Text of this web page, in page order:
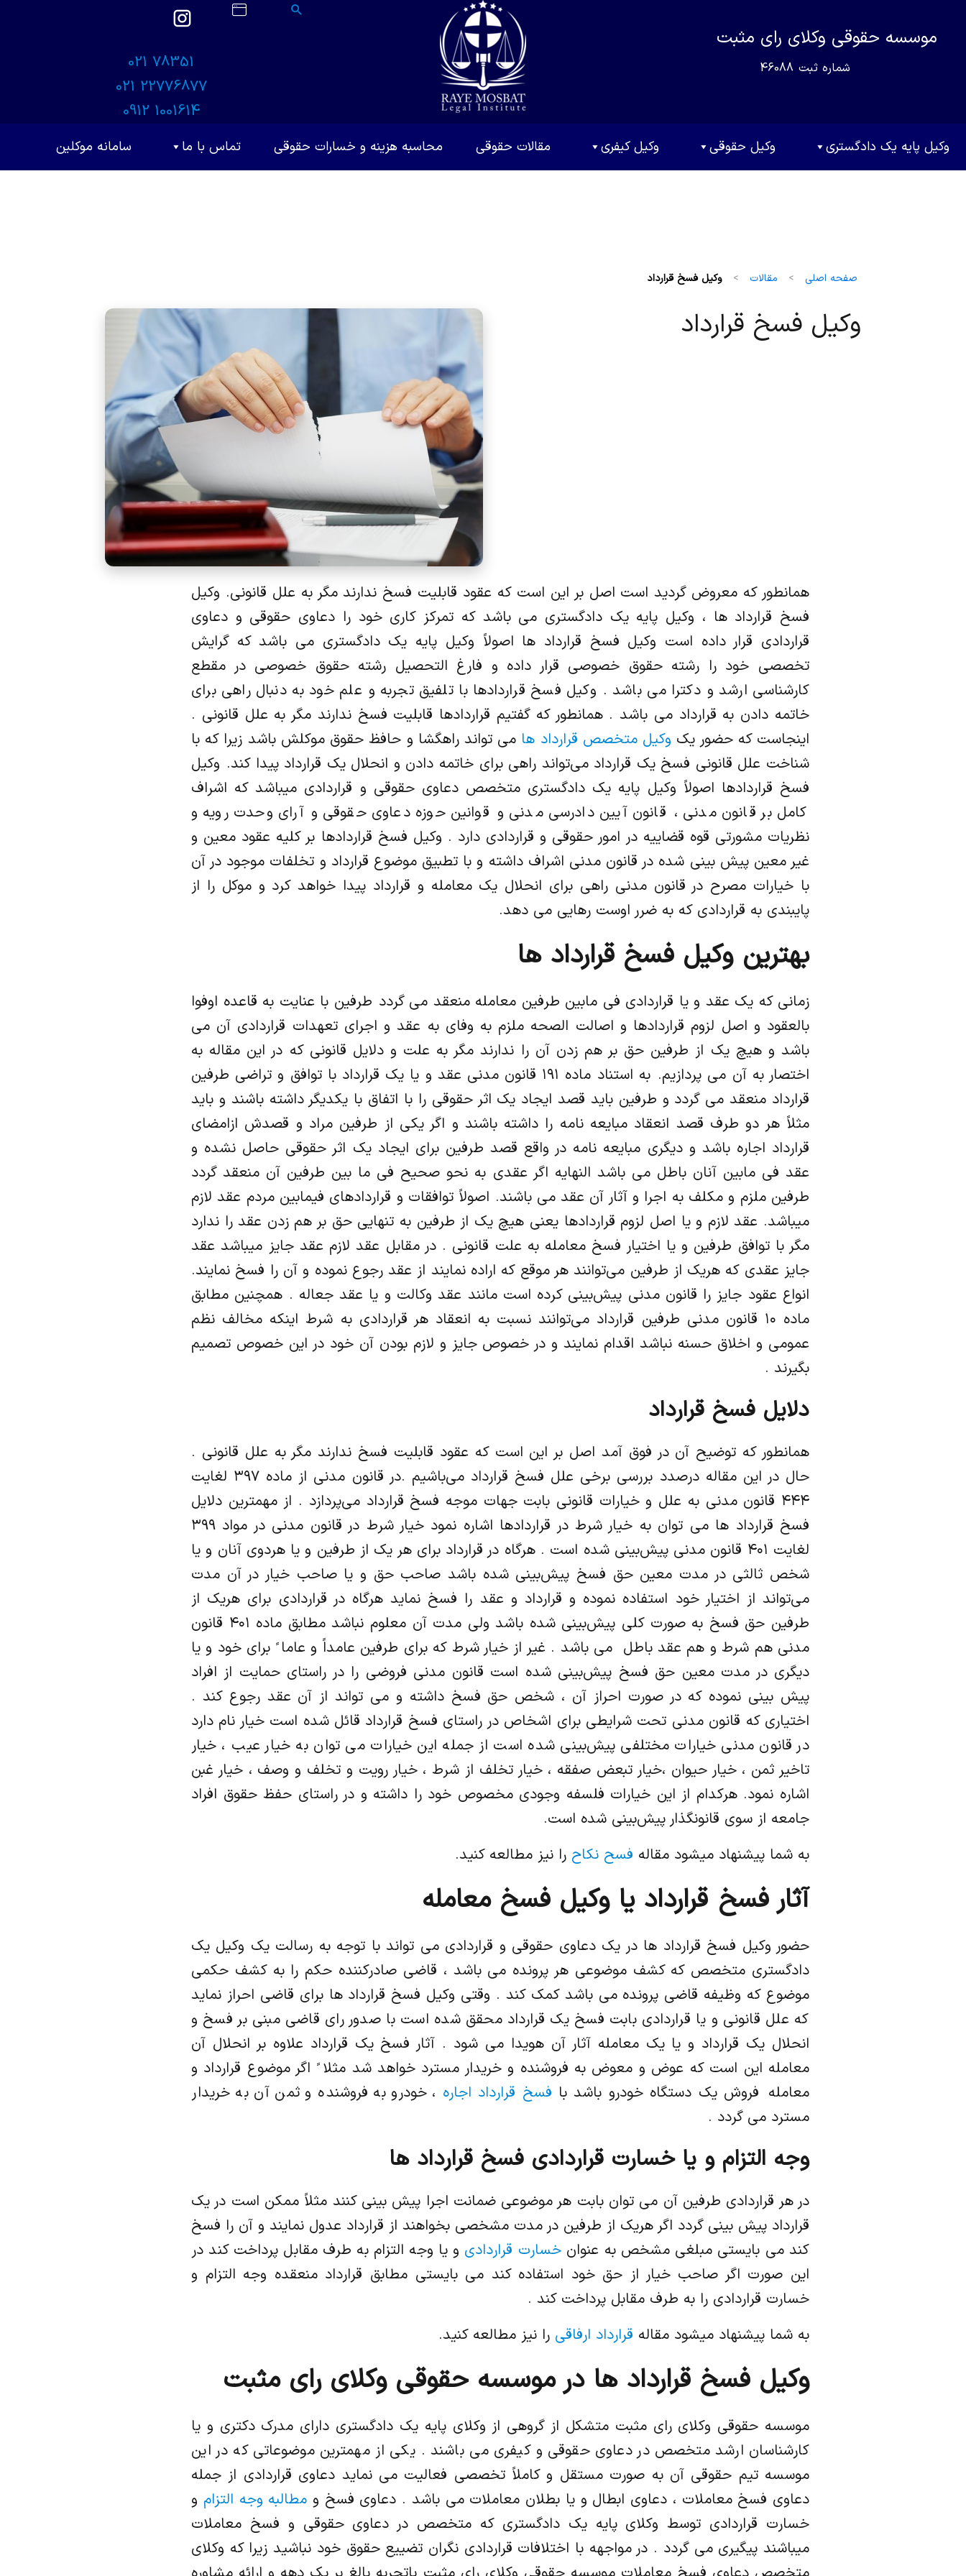
موسسه حقوقی وکلای رای مثبت
شماره ثبت
021 78351
021 22776877
0912 1001614
وکیل پایه یک دادگستری وکیل حقوقی وکیل کیفری مقالات حقوقی محاسبه هزینه و خسارات حقوقی تماس با ما سامانه موکلین
صفحه اصلی > مقالات > وکیل فسخ قرارداد
وکیل فسخ قرارداد
همانطور که معروض گردید است اصل بر این است که عقود قابلیت فسخ ندارند مگر به علل قانونی. وکیل
فسخ قرارداد ها ، وکیل پایه یک دادگستری می باشد که تمرکز کاری خود را دعاوی حقوقی و دعاوی
قراردادی قرار داده است وکیل فسخ قرارداد ها اصولاً وکیل پایه یک دادگستری می باشد که گرایش
تخصصی خود را رشته حقوق خصوصی قرار داده و فارغ التحصیل رشته حقوق خصوصی در مقطع
کارشناسی ارشد و دکترا می باشد . وکیل فسخ قراردادها با تلفیق تجربه و علم خود به دنبال راهی برای
خاتمه دادن به قرارداد می باشد . همانطور که گفتیم قراردادها قابلیت فسخ ندارند مگر به علل قانونی .
اینجاست که حضور یک وکیل متخصص قرارداد ها می تواند راهگشا و حافظ حقوق موکلش باشد زیرا که با
شناخت علل قانونی فسخ یک قرارداد می‌تواند راهی برای خاتمه دادن و انحلال یک قرارداد پیدا کند. وکیل
فسخ قراردادها اصولاً وکیل پایه یک دادگستری متخصص دعاوی حقوقی و قراردادی میباشد که اشراف
کامل بر قانون مدنی ، قانون آیین دادرسی مدنی و قوانین حوزه دعاوی حقوقی و آرای وحدت رویه و
نظریات مشورتی قوه قضاییه در امور حقوقی و قراردادی دارد . وکیل فسخ قراردادها بر کلیه عقود معین و
غیر معین پیش بینی شده در قانون مدنی اشراف داشته و با تطبیق موضوع قرارداد و تخلفات موجود در آن
با خیارات مصرح در قانون مدنی راهی برای انحلال یک معامله و قرارداد پیدا خواهد کرد و موکل را از
پایبندی به قراردادی که به ضرر اوست رهایی می دهد.
بهترین وکیل فسخ قرارداد ها
زمانی که یک عقد و یا قراردادی فی مابین طرفین معامله منعقد می گردد طرفین با عنایت به قاعده اوفوا
بالعقود و اصل لزوم قراردادها و اصالت الصحه ملزم به وفای به عقد و اجرای تعهدات قراردادی آن می
باشد و هیچ یک از طرفین حق بر هم زدن آن را ندارند مگر به علت و دلایل قانونی که در این مقاله به
اختصار به آن می پردازیم. به استناد ماده ۱۹۱ قانون مدنی عقد و یا یک قرارداد با توافق و تراضی طرفین
قرارداد منعقد می گردد و طرفین باید قصد ایجاد یک اثر حقوقی را با اتفاق با یکدیگر داشته باشند و باید
مثلاً هر دو طرف قصد انعقاد مبایعه نامه را داشته باشند و اگر یکی از طرفین مراد و قصدش ازامضای
قرارداد اجاره باشد و دیگری مبایعه نامه در واقع قصد طرفین برای ایجاد یک اثر حقوقی حاصل نشده و
عقد فی مابین آنان باطل می باشد النهایه اگر عقدی به نحو صحیح فی ما بین طرفین آن منعقد گردد
طرفین ملزم و مکلف به اجرا و آثار آن عقد می باشند. اصولاً توافقات و قراردادهای فیمابین مردم عقد لازم
میباشد. عقد لازم و یا اصل لزوم قراردادها یعنی هیچ یک از طرفین به تنهایی حق بر هم زدن عقد را ندارد
مگر با توافق طرفین و یا اختیار فسخ معامله به علت قانونی . در مقابل عقد لازم عقد جایز میباشد عقد
جایز عقدی که هریک از طرفین می‌توانند هر موقع که اراده نمایند از عقد رجوع نموده و آن را فسخ نمایند.
انواع عقود جایز را قانون مدنی پیش‌بینی کرده است مانند عقد وکالت و یا عقد جعاله . همچنین مطابق
ماده ۱۰ قانون مدنی طرفین قرارداد می‌توانند نسبت به انعقاد هر قراردادی به شرط اینکه مخالف نظم
عمومی و اخلاق حسنه نباشد اقدام نمایند و در خصوص جایز و لازم بودن آن خود در این خصوص تصمیم
بگیرند .
دلایل فسخ قرارداد
همانطور که توضیح آن در فوق آمد اصل بر این است که عقود قابلیت فسخ ندارند مگر به علل قانونی .
حال در این مقاله درصدد بررسی برخی علل فسخ قرارداد می‌باشیم .در قانون مدنی از ماده ۳۹۷ لغایت
۴۴۴ قانون مدنی به علل و خیارات قانونی بابت جهات موجه فسخ قرارداد می‌پردازد . از مهمترین دلایل
فسخ قرارداد ها می توان به خیار شرط در قراردادها اشاره نمود خیار شرط در قانون مدنی در مواد ۳۹۹
لغایت ۴۰۱ قانون مدنی پیش‌بینی شده است . هرگاه در قرارداد برای هر یک از طرفین و یا هردوی آنان و یا
شخص ثالثی در مدت معین حق فسخ پیش‌بینی شده باشد صاحب حق و یا صاحب خیار در آن مدت
می‌تواند از اختیار خود استفاده نموده و قرارداد و عقد را فسخ نماید هرگاه در قراردادی برای هریک از
طرفین حق فسخ به صورت کلی پیش‌بینی شده باشد ولی مدت آن معلوم نباشد مطابق ماده ۴۰۱ قانون
مدنی هم شرط و هم عقد باطل می باشد . غیر از خیار شرط که برای طرفین عامداً و عاما ً برای خود و یا
دیگری در مدت معین حق فسخ پیش‌بینی شده است قانون مدنی فروضی را در راستای حمایت از افراد
پیش بینی نموده که در صورت احراز آن ، شخص حق فسخ داشته و می تواند از آن عقد رجوع کند .
اختیاری که قانون مدنی تحت شرایطی برای اشخاص در راستای فسخ قرارداد قائل شده است خیار نام دارد
در قانون مدنی خیارات مختلفی پیش‌بینی شده است از جمله این خیارات می توان به خیار عیب ، خیار
تاخیر ثمن ، خیار حیوان ،خیار تبعض صفقه ، خیار تخلف از شرط ، خیار رویت و تخلف و وصف ، خیار غبن
اشاره نمود. هرکدام از این خیارات فلسفه وجودی مخصوص خود را داشته و در راستای حفظ حقوق افراد
جامعه از سوی قانونگذار پیش‌بینی شده است.
به شما پیشنهاد میشود مقاله فسح نکاح را نیز مطالعه کنید.
آثار فسخ قرارداد یا وکیل فسخ معامله
حضور وکیل فسخ قرارداد ها در یک دعاوی حقوقی و قراردادی می تواند با توجه به رسالت یک وکیل یک
دادگستری متخصص که کشف موضوعی هر پرونده می باشد ، قاضی صادرکننده حکم را به کشف حکمی
موضوع که وظیفه قاضی پرونده می باشد کمک کند . وقتی وکیل فسخ قرارداد ها برای قاضی احراز نماید
که علل قانونی و یا قراردادی بابت فسخ یک قرارداد محقق شده است با صدور رای قاضی مبنی بر فسخ و
انحلال یک قرارداد و یا یک معامله آثار آن هویدا می شود . آثار فسخ یک قرارداد علاوه بر انحلال آن
معامله این است که عوض و معوض به فروشنده و خریدار مسترد خواهد شد مثلا ً اگر موضوع قرارداد و
معامله فروش یک دستگاه خودرو باشد با فسخ قرارداد اجاره ، خودرو به فروشنده و ثمن آن به خریدار
مسترد می گردد .
وجه التزام و یا خسارت قراردادی فسخ قرارداد ها
در هر قراردادی طرفین آن می توان بابت هر موضوعی ضمانت اجرا پیش بینی کنند مثلاً ممکن است در یک
قرارداد پیش بینی گردد اگر هریک از طرفین در مدت مشخصی بخواهند از قرارداد عدول نمایند و آن را فسخ
کند می بایستی مبلغی مشخص به عنوانخسارت قراردادی و یا وجه التزام به طرف مقابل پرداخت کند در
این صورت اگر صاحب خیار از حق خود استفاده کند می بایستی مطابق قرارداد منعقده وجه التزام و
خسارت قراردادی را به طرف مقابل پرداخت کند .
به شما پیشنهاد میشود مقاله قرارداد ارفاقی را نیز مطالعه کنید.
وکیل فسخ قرارداد ها در موسسه حقوقی وکلای رای مثبت
موسسه حقوقی وکلای رای مثبت متشکل از گروهی از وکلای پایه یک دادگستری دارای مدرک دکتری و یا
کارشناسان ارشد متخصص در دعاوی حقوقی و کیفری می باشند . یکی از مهمترین موضوعاتی که در این
موسسه تیم حقوقی آن به صورت مستقل و کاملاً تخصصی فعالیت می نماید دعاوی قراردادی از جمله
دعاوی فسخ معاملات ، دعاوی ابطال و یا بطلان معاملات می باشد . دعاوی فسخ و مطالبه وجه التزام و
خسارت قراردادی توسط وکلای پایه یک دادگستری که متخصص در دعاوی حقوقی و فسخ معاملات
میباشند پیگیری می گردد . در مواجهه با اختلافات قراردادی نگران تضییع حقوق خود نباشید زیرا که وکلای